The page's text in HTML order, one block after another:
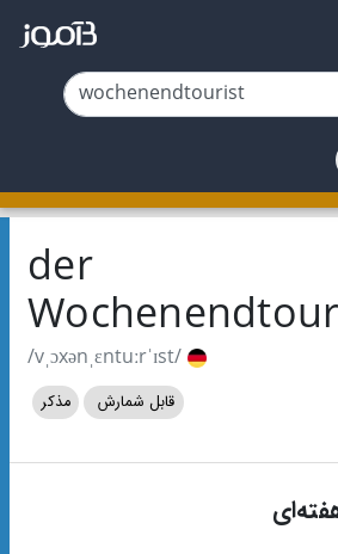
der
/vˌɔxənˌɛntuːrˈɪst/
قابل شمارش مذکر